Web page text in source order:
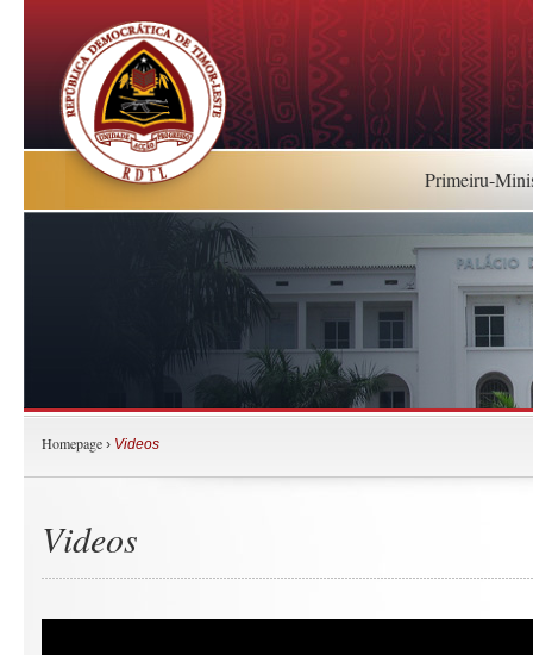
Primeiru-
Homepage › Videos
Videos